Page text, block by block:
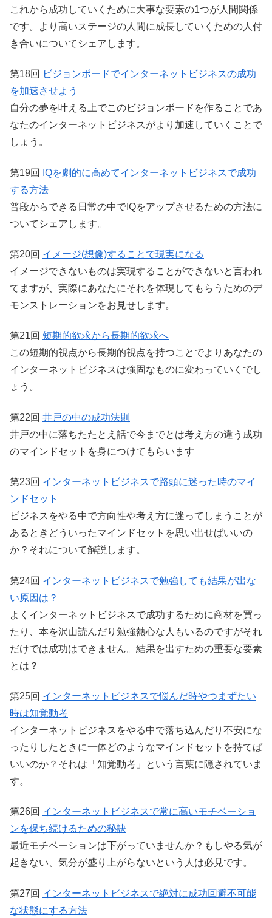
これから成功していくために大事な要素の1つが人間関係
です。より高いステージの人間に成長していくための人付
き合いについてシェアします。
第18回 ビジョンボードでインターネットビジネスの成功
を加速させよう
自分の夢を叶える上でこのビジョンボードを作ることであ
なたのインターネットビジネスがより加速していくことで
しょう。
第19回
IQを劇的に高めてインターネットビジネスで成功
する方法
普段からできる日常の中でIQをアップさせるための方法に
ついてシェアします。
第20回 イメージ(想像)することで現実になる
イメージできないものは実現することができないと言われ
てますが、実際にあなたにそれを体現してもらうためのデ
モンストレーションをお見せします。
第21回 短期的欲求から長期的欲求へ
この短期的視点から長期的視点を持つことでよりあなたの
インターネットビジネスは強固なものに変わっていくでし
ょう。
第22回 井戸の中の成功法則
井戸の中に落ちたたとえ話で今までとは考え方の違う成功
のマインドセットを身につけてもらいます
第23回 インターネットビジネスで路頭に迷った時のマイ
ンドセット
ビジネスをやる中で方向性や考え方に迷ってしまうことが
あるときどういったマインドセットを思い出せばいいの
か？それについて解説します。
第24回 インターネットビジネスで勉強しても結果が出な
い原因は？
よくインターネットビジネスで成功するために商材を買っ
たり、本を沢山読んだり勉強熱心な人もいるのですがそれ
だけでは成功はできません。結果を出すための重要な要素
とは？
第25回 インターネットビジネスで悩んだ時やつまずたい
時は知覚動考
インターネットビジネスをやる中で落ち込んだり不安にな
ったりしたときに一体どのようなマインドセットを持てば
いいのか？それは「知覚動考」という言葉に隠されていま
す。
第26回 インターネットビジネスで常に高いモチベーショ
ンを保ち続けるための秘訣
最近モチベーションは下がっていませんか？もしやる気が
起きない、気分が盛り上がらないという人は必見です。
第27回 インターネットビジネスで絶対に成功回避不可能
な状態にする方法